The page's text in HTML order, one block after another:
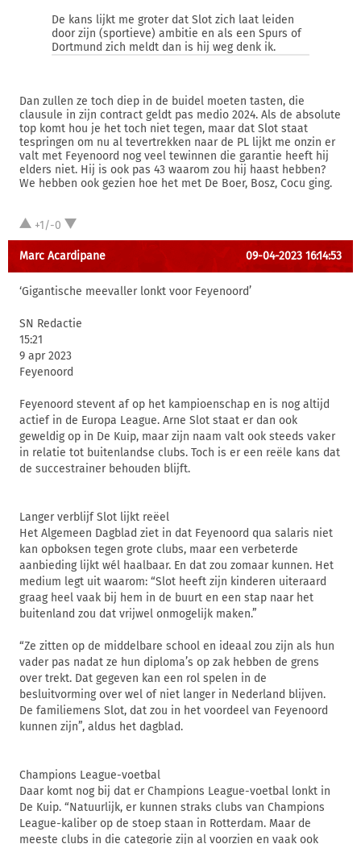
De kans lijkt me groter dat Slot zich laat leiden
door zijn (sportieve) ambitie en als een Spurs of
Dortmund zich meldt dan is hij weg denk ik.
Dan zullen ze toch diep in de buidel moeten tasten, die
clausule in zijn contract geldt pas medio 2024. Als de absolute
top komt hou je het toch niet tegen, maar dat Slot staat
tespringen om nu al tevertrekken naar de PL lijkt me onzin er
valt met Feyenoord nog veel tewinnen die garantie heeft hij
elders niet. Hij is ook pas 43 waarom zou hij haast hebben?
We hebben ook gezien hoe het met De Boer, Bosz, Cocu ging.
+1/-0
Marc Acardipane 09-04-2023 16:14:53
‘Gigantische meevaller lonkt voor Feyenoord’
SN Redactie
15:21
9 apr 2023
Feyenoord
Feyenoord stevent af op het kampioenschap en is nog altijd
actief in de Europa League. Arne Slot staat er dan ook
geweldig op in De Kuip, maar zijn naam valt ook steeds vaker
in relatie tot buitenlandse clubs. Toch is er een reële kans dat
de succestrainer behouden blijft.
Langer verblijf Slot lijkt reëel
Het Algemeen Dagblad ziet in dat Feyenoord qua salaris niet
kan opboksen tegen grote clubs, maar een verbeterde
aanbieding lijkt wél haalbaar. En dat zou zomaar kunnen. Het
medium legt uit waarom: “Slot heeft zijn kinderen uiteraard
graag heel vaak bij hem in de buurt en een stap naar het
buitenland zou dat vrijwel onmogelijk maken.”
“Ze zitten op de middelbare school en ideaal zou zijn als hun
vader pas nadat ze hun diploma’s op zak hebben de grens
over trekt. Dat gegeven kan een rol spelen in de
besluitvorming over wel of niet langer in Nederland blijven.
De familiemens Slot, dat zou in het voordeel van Feyenoord
kunnen zijn”, aldus het dagblad.
Champions League-voetbal
Daar komt nog bij dat er Champions League-voetbal lonkt in
De Kuip. “Natuurlijk, er kunnen straks clubs van Champions
League-kaliber op de stoep staan in Rotterdam. Maar de
meeste clubs in die categorie zijn al voorzien en vaak ook